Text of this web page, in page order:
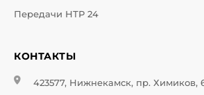
Передачи НТР 24
КОНТАКТЫ
423577, Нижнекамск, пр. Химиков,